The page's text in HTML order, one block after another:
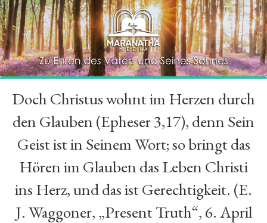
“
Doch Christus wohnt im Herzen durch
den Glauben (Epheser 3,17), denn Sein
Geist ist in Seinem Wort; so bringt das
Hören im Glauben das Leben Christi
ins Herz, und das ist Gerechtigkeit. (E.
J. Waggoner, „Present Truth“, 6. April